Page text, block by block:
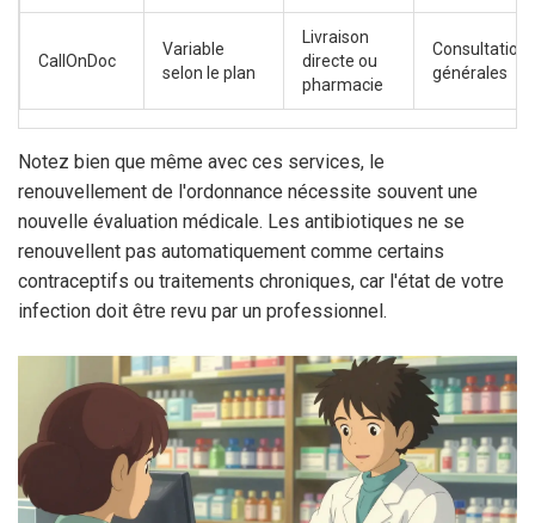
CallOnDoc
Variable
selon le plan
Livraison
directe ou
pharmacie
Consultations
générales
Notez bien que même avec ces services, le
renouvellement de l'ordonnance nécessite souvent une
nouvelle évaluation médicale. Les antibiotiques ne se
renouvellent pas automatiquement comme certains
contraceptifs ou traitements chroniques, car l'état de votre
infection doit être revu par un professionnel.